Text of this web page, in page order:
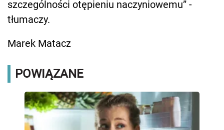
szczególności otępieniu naczyniowemu” -
tłumaczy.
Marek Matacz
POWIĄZANE